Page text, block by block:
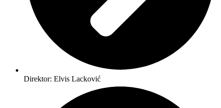
Direktor: Elvis Lacković